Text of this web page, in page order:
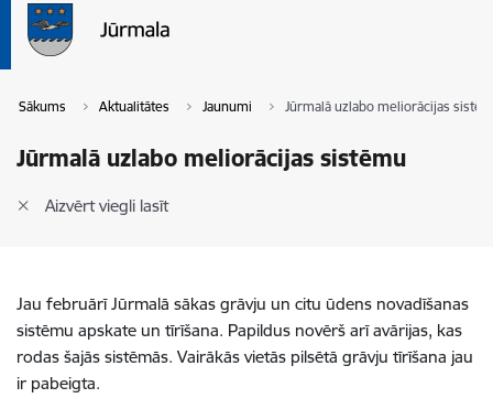
Sākums Aktualitātes Jaunumi Jūrmalā uzlabo meliorācijas
Jūrmalā uzlabo meliorācijas sistēmu
Aizvērt viegli lasīt
Jau februārī Jūrmalā sākas grāvju un citu ūdens novadīšanas
sistēmu apskate un tīrīšana. Papildus novērš arī avārijas, kas
rodas šajās sistēmās. Vairākās vietās pilsētā grāvju tīrīšana jau
ir pabeigta.